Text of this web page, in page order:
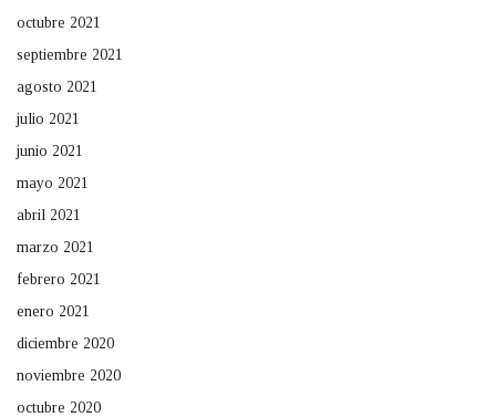
octubre 2021
septiembre 2021
agosto 2021
julio 2021
junio 2021
mayo 2021
abril 2021
marzo 2021
febrero 2021
enero 2021
diciembre 2020
noviembre 2020
octubre 2020